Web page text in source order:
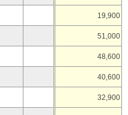
19,900
51,000
48,600
40,600
32,900